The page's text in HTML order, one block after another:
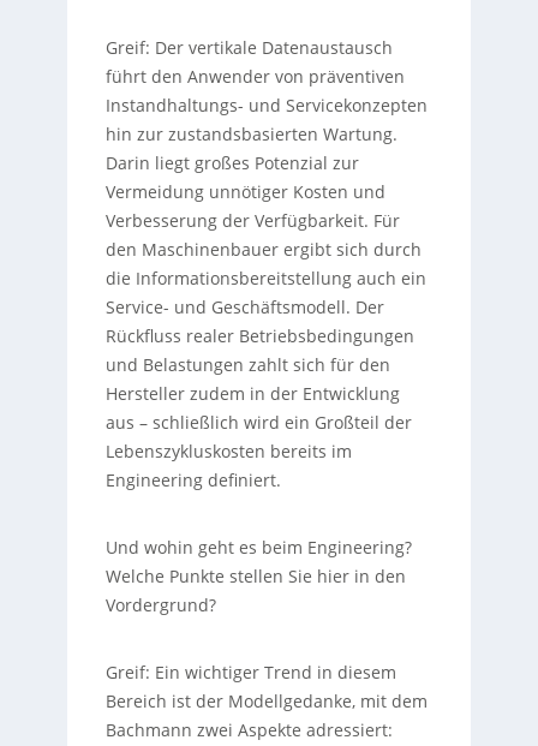
Greif: Der vertikale Datenaustausch
führt den Anwender von präventiven
Instandhaltungs- und Servicekonzepten
hin zur zustandsbasierten Wartung.
Darin liegt großes Potenzial zur
Vermeidung unnötiger Kosten und
Verbesserung der Verfügbarkeit. Für
den Maschinenbauer ergibt sich durch
die Informationsbereitstellung auch ein
Service- und Geschäftsmodell. Der
Rückfluss realer Betriebsbedingungen
und Belastungen zahlt sich für den
Hersteller zudem in der Entwicklung
aus – schließlich wird ein Großteil der
Lebenszykluskosten bereits im
Engineering definiert.
Und wohin geht es beim Engineering?
Welche Punkte stellen Sie hier in den
Vordergrund?
Greif: Ein wichtiger Trend in diesem
Bereich ist der Modellgedanke, mit dem
Bachmann zwei Aspekte adressiert: